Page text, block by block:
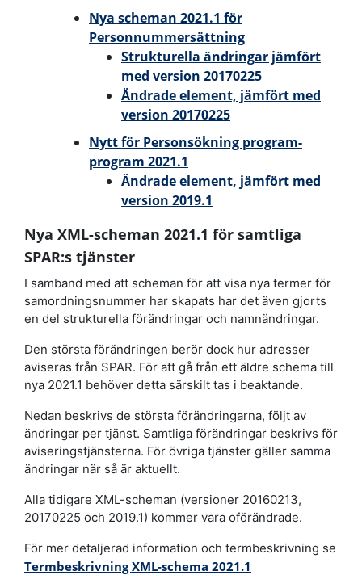
Nya scheman 2021.1 för
Personnummersättning
Strukturella ändringar jämfört
med version 20170225
Ändrade element, jämfört med
version 20170225
Nytt för Personsökning program-
program 2021.1
Ändrade element, jämfört med
version 2019.1
Nya XML-scheman 2021.1 för samtliga
SPAR:s tjänster
I samband med att scheman för att visa nya termer för
samordningsnummer har skapats har det även gjorts
en del strukturella förändringar och namnändringar.
Den största förändringen berör dock hur adresser
aviseras från SPAR. För att gå från ett äldre schema till
nya 2021.1 behöver detta särskilt tas i beaktande.
Nedan beskrivs de största förändringarna, följt av
ändringar per tjänst. Samtliga förändringar beskrivs för
aviseringstjänsterna. För övriga tjänster gäller samma
ändringar när så är aktuellt.
Alla tidigare XML-scheman (versioner 20160213,
20170225 och 2019.1) kommer vara oförändrade.
För mer detaljerad information och termbeskrivning se
Termbeskrivning XML-schema 2021.1